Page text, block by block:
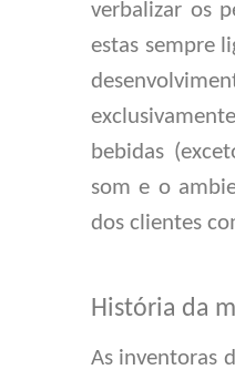
verbalizar os
estas sempre
bebidas
som e o
dos clientes
História da
As inventoras